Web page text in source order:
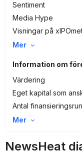
Sentiment
Media Hype
Visningar på
Mer
Information om
Värdering
Eget kapital som
Antal
Mer
NewsHeat